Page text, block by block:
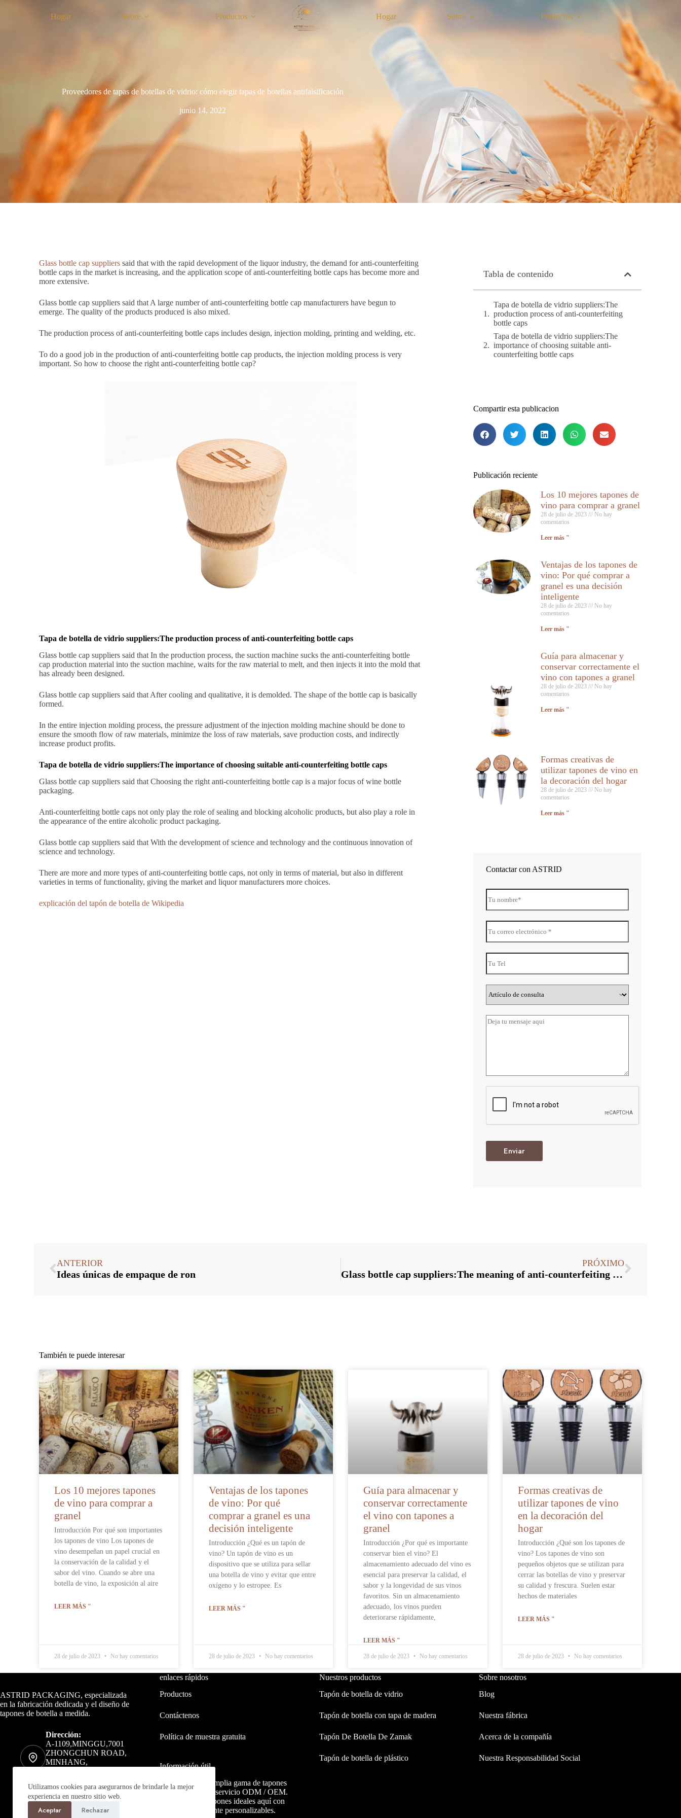
Utilizamos cookies para asegurarnos de brindarle la mejor
experiencia en nuestro sitio web.
Aceptar Rechazar
Hogar Sobre Productos Hogar Sobre Productos
Proveedores de tapas de botellas de vidrio: cómo elegir tapas de botellas antifalsificación
junio 14, 2022
Glass bottle cap suppliers said that with the rapid development of the liquor industry, the demand for anti-counterfeiting
bottle caps in the market is increasing, and the application scope of anti-counterfeiting bottle caps has become more and
more extensive.
Glass bottle cap suppliers said that A large number of anti-counterfeiting bottle cap manufacturers have begun to
emerge. The quality of the products produced is also mixed.
The production process of anti-counterfeiting bottle caps includes design, injection molding, printing and welding, etc.
To do a good job in the production of anti-counterfeiting bottle cap products, the injection molding process is very
important. So how to choose the right anti-counterfeiting bottle cap?
Tapa de botella de vidriosuppliers:The production process of anti-counterfeiting bottle caps
Glass bottle cap suppliers said that In the production process, the suction machine sucks the anti-counterfeiting bottle
cap production material into the suction machine, waits for the raw material to melt, and then injects it into the mold that
has already been designed.
Glass bottle cap suppliers said that After cooling and qualitative, it is demolded. The shape of the bottle cap is basically
formed.
In the entire injection molding process, the pressure adjustment of the injection molding machine should be done to
ensure the smooth flow of raw materials, minimize the loss of raw materials, save production costs, and indirectly
increase product profits.
Tapa de botella de vidriosuppliers:The importance of choosing suitable anti-counterfeiting bottle caps
Glass bottle cap suppliers said that Choosing the right anti-counterfeiting bottle cap is a major focus of wine bottle
packaging.
Anti-counterfeiting bottle caps not only play the role of sealing and blocking alcoholic products, but also play a role in
the appearance of the entire alcoholic product packaging.
Glass bottle cap suppliers said that With the development of science and technology and the continuous innovation of
science and technology.
There are more and more types of anti-counterfeiting bottle caps, not only in terms of material, but also in different
varieties in terms of functionality, giving the market and liquor manufacturers more choices.
explicación del tapón de botella de Wikipedia
Tabla de contenido
Tapa de botella de vidrio suppliers:The
production process of anti-counterfeiting
bottle caps
Tapa de botella de vidrio suppliers:The
importance of choosing suitable anti-
counterfeiting bottle caps
Compartir esta publicacion
Publicación reciente
Los 10 mejores tapones de
vino para comprar a granel
28 de julio de 2023
No hay
comentarios
Leer más "
Ventajas de los tapones de
vino: Por qué comprar a
granel es una decisión
inteligente
28 de julio de 2023
No hay
comentarios
Leer más "
Guía para almacenar y
conservar correctamente el
vino con tapones a granel
28 de julio de 2023
No hay
comentarios
Leer más "
Formas creativas de
utilizar tapones de vino en
la decoración del hogar
28 de julio de 2023
No hay
comentarios
Leer más "
Contactar con ASTRID
Enviar
ANTERIOR
Ideas únicas de empaque de ron
PRÓXIMO
Glass bottle cap suppliers:The meaning of anti-counterfeiting bottle caps
También te puede interesar
Los 10 mejores tapones
de vino para comprar a
granel
Introducción Por qué son importantes
los tapones de vino Los tapones de
vino desempeñan un papel crucial en
la conservación de la calidad y el
sabor del vino. Cuando se abre una
botella de vino, la exposición al aire
LEER MÁS "
28 de julio de 2023 No hay comentarios
Ventajas de los tapones
de vino: Por qué
comprar a granel es una
decisión inteligente
Introducción ¿Qué es un tapón de
vino? Un tapón de vino es un
dispositivo que se utiliza para sellar
una botella de vino y evitar que entre
oxígeno y lo estropee. Es
LEER MÁS "
28 de julio de 2023 No hay comentarios
Guía para almacenar y
conservar correctamente
el vino con tapones a
granel
Introducción ¿Por qué es importante
conservar bien el vino? El
almacenamiento adecuado del vino es
esencial para preservar la calidad, el
sabor y la longevidad de sus vinos
favoritos. Sin un almacenamiento
adecuado, los vinos pueden
deteriorarse rápidamente,
LEER MÁS "
28 de julio de 2023 No hay comentarios
Formas creativas de
utilizar tapones de vino
en la decoración del
hogar
Introducción ¿Qué son los tapones de
vino? Los tapones de vino son
pequeños objetos que se utilizan para
cerrar las botellas de vino y preservar
su calidad y frescura. Suelen estar
hechos de materiales
LEER MÁS "
28 de julio de 2023 No hay comentarios
ASTRID PACKAGING, especializada
en la fabricación dedicada y el diseño de
tapones de botella a medida.
Dirección:
A-1109,MINGGU,7001
ZHONGCHUN ROAD,
MINHANG,
Teléfono:
+86 19117016128
Correo electrónico:
enlaces rápidos
Productos
Contáctenos
Política de muestra gratuita
Información útil
Ofrecemos una amplia gama de tapones
para botellas con servicio ODM / OEM.
Puede obtener tapones ideales aquí con
opciones totalmente personalizables.
Nuestros productos
Tapón de botella de vidrio
Tapón de botella con tapa de madera
Tapón De Botella De Zamak
Tapón de botella de plástico
Sobre nosotros
Blog
Nuestra fábrica
Acerca de la compañía
Nuestra Responsabilidad Social